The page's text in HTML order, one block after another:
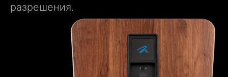
разрешения.